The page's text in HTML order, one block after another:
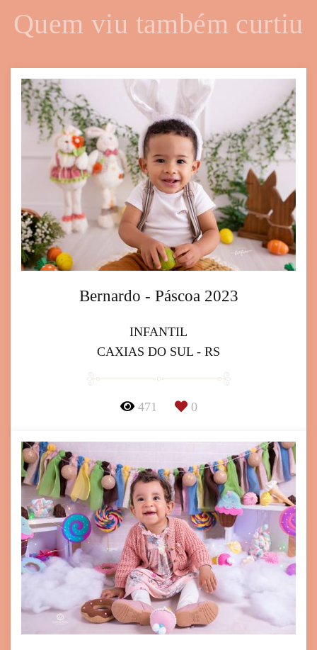
Quem viu também curtiu
Bernardo - Páscoa 2023
INFANTIL
CAXIAS DO SUL - RS
471 0